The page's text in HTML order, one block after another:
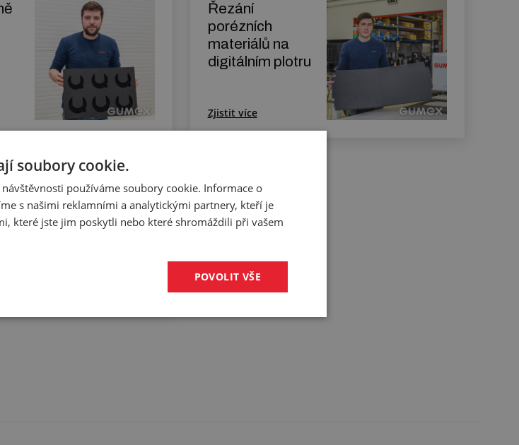
Řezání
porézních
materiálů na
digitálním plotru
Zjistit více
soubory cookie.
používáme soubory cookie. Informace o
s našimi reklamními a analytickými partnery, kteří je
které jste jim poskytli nebo které shromáždili při vašem
POVOLIT VŠE